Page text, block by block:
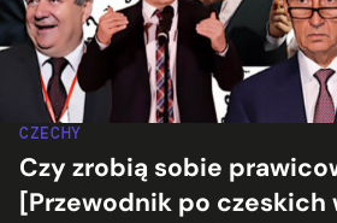
CZECHY
Czy zrobią sobie
[Przewodnik po